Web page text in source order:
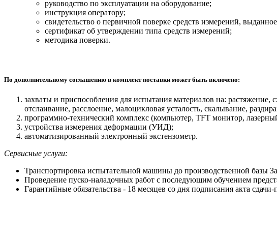
руководство по эксплуатации на оборудование;
инструкция оператору;
свидетельство о первичной поверке средств измерений,
сертификат об утверждении типа средств измерений;
методика поверки.
По дополнительному соглашению в комплект поставки может быть включено:
захваты и приспособления для испытания материалов на: растяжение,
отслаивание, расслоение, малоцикловая усталость, скалывание,
программно-технический комплекс (компьютер, TFT монитор,
устройства измерения деформации (УИД);
автоматизированный электронный экстензометр.
Сервисные услуги:
Транспортировка испытательной машины до производственной базы
Проведение пуско-наладочных работ с последующим обучением
Гарантийные обязательства - 18 месяцев со дня подписания акта